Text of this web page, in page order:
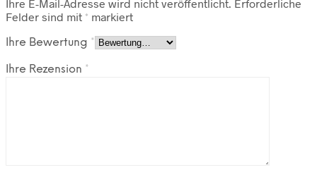
Ihre E-Mail-Adresse wird nicht veröffentlicht. Erforderliche
Felder sind mit * markiert
Ihre Bewertung *
Ihre Rezension *